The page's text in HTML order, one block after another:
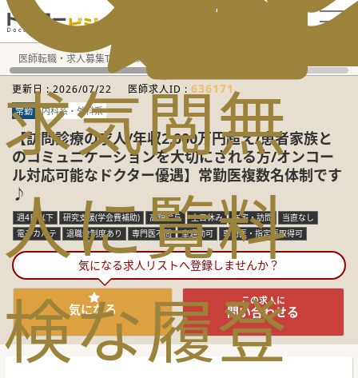
電話でのお問い合わせ：平日9:30-19:00
求
人
検
気
に
な
閲
覧
履
無
料
登
医師転職・求人募集TOP
更新日 :2026/07/22 医師求人ID : 636171
常勤 内科系・外科系
【訪問診療の求人/年収2,000万円超え/患者家族と
のコミュニケーションを大切にされる方/オンコー
ル対応可能なドクター優遇】常勤医複数名体制です
♪
週4日以下 研究支援(学会費補助) 高額給与 土日休み 在宅・訪問
当直なし
電子カルテ
退職金制度あり 専門医不問 車通勤可 専門医・指定医取得可
気になる求人リストへ登録しませんか？
気になる
この求人に
問い合わせる